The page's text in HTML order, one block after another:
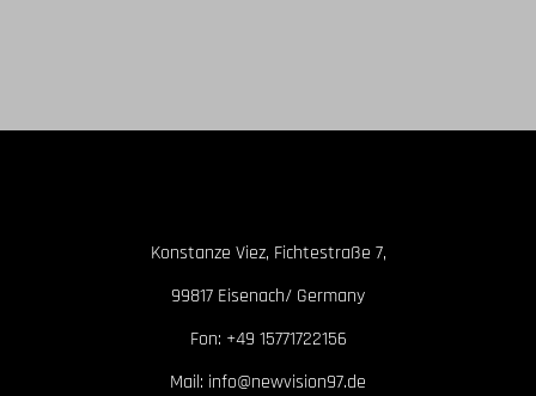
Konstanze Viez, Fichtestraße 7,
99817 Eisenach/ Germany
Fon: +49 15771722156
Mail: info@newvision97.de